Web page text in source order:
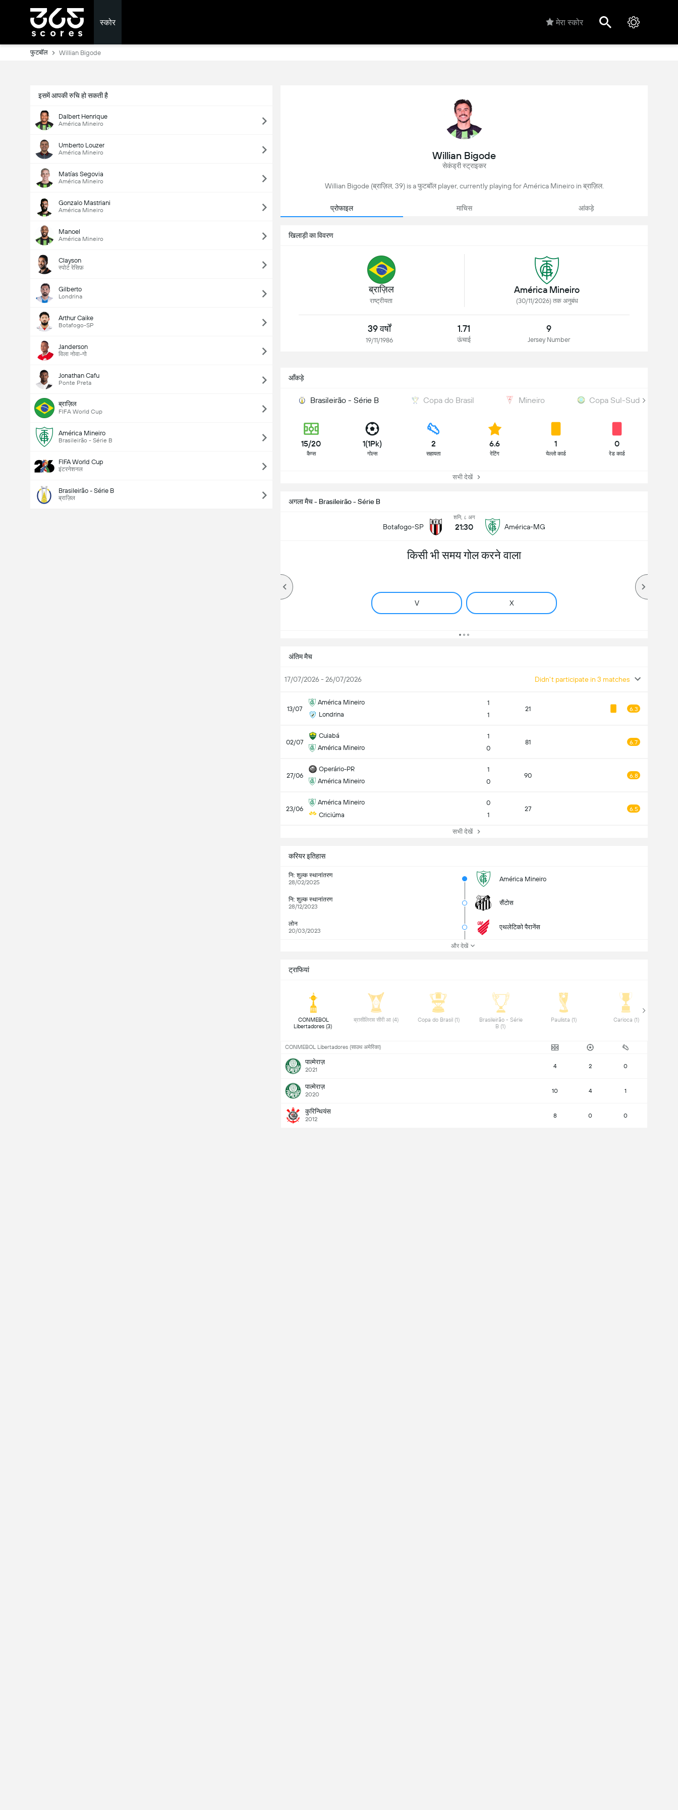
स्कोर मेरा स्कोर
फुटबॉल Willian Bigode
इसमें आपकी रुचि हो सकती है
Dalbert Henrique
América Mineiro
Umberto Louzer
América Mineiro
Matías Segovia
América Mineiro
Gonzalo Mastriani
América Mineiro
Manoel
América Mineiro
Clayson
स्पोर्ट रेसिफ़
Gilberto
Londrina
Arthur Caike
Botafogo-SP
Janderson
विला नोवा-गो
Jonathan Cafu
Ponte Preta
ब्राज़िल
FIFA World Cup
América Mineiro
Brasileirão - Série B
FIFA World Cup
इंटरनेशनल
Brasileirão - Série B
ब्राज़िल
Willian Bigode
सेकंड्री स्ट्राइकर
Willian Bigode (ब्राज़िल, 39) is a फुटबॉल player, currently playing for América Mineiro in ब्राज़िल.
प्रोफाइल माचिस आंकड़े
खिलाड़ी का विवरण
ब्राज़िल
राष्ट्रीयता
América Mineiro
(30/11/2026) तक अनुबंध
39 वर्षों
19/11/1986
1.71
ऊंचाई
9
Jersey Number
आँकड़े
Brasileirão - Série B Copa do Brasil Mineiro Copa Sul-Sudeste
15/20
कैप्स
1(1Pk)
गोल्स
2
सहायता
6.6
रेटिंग
1
येल्लो कार्ड
0
रेड कार्ड
सभी देखें
अगला मैच - Brasileirão - Série B
Botafogo-SP
शनि, ८ अग
21:30 América-MG
किसी भी समय गोल करने वाला
V X
अंतिम मैच
17/07/2026 - 26/07/2026 Didn't participate in 3 matches
13/07
América Mineiro
Londrina
1
1
21 6.3
02/07
Cuiabá
América Mineiro
1
0
81 6.7
27/06
Operário-PR
América Mineiro
1
0
90 6.8
23/06
América Mineiro
Criciúma
0
1
27 6.5
सभी देखें
करियर इतिहास
नि: शुल्क स्थानांतरण
28/02/2025
América Mineiro
नि: शुल्क स्थानांतरण
28/12/2023
सैंटोस
लोन
20/03/2023
एथलेटिको पैरानेंस
और देखें
ट्राफियां
CONMEBOL
Libertadores (3)
ब्रासीलिराव सीरी आ (4) Copa do Brasil (1)
Brasileirão - Série
B (1)
Paulista (1) Carioca (1)
CONMEBOL Libertadores (साउथ अमेरिका)
पाल्मेराज़
2021 4 2 0
पाल्मेराज़
2020 10 4 1
कुरिन्थियंस
2012 8 0 0